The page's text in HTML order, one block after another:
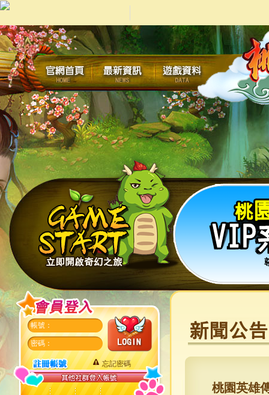
帳號：
密碼：
忘記密碼
桃園英雄